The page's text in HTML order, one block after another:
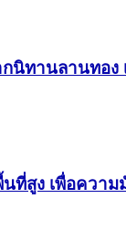
นิทานลานทอง
ที่สูง เพื่อความ